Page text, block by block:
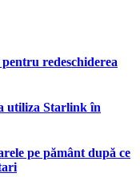
redeschiderea
utiliza Starlink în
pe pământ după ce